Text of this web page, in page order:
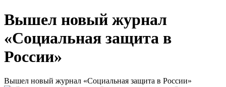
Вышел новый журнал
«Социальная защита в
России»
Вышел новый журнал «Социальная защита в России»